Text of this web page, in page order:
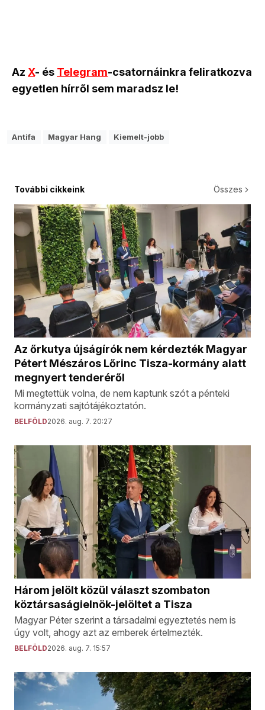
Az X- és Telegram-csatornáinkra feliratkozva
egyetlen hírről sem maradsz le!
Antifa Magyar Hang Kiemelt-jobb
További cikkeink Összes
Az őrkutya újságírók nem kérdezték Magyar
Pétert Mészáros Lőrinc Tisza-kormány alatt
megnyert tenderéről
Mi megtettük volna, de nem kaptunk szót a pénteki
kormányzati sajtótájékoztatón.
BELFÖLD2026. aug. 7. 20:27
Három jelölt közül választ szombaton
köztársaságielnök-jelöltet a Tisza
Magyar Péter szerint a társadalmi egyeztetés nem is
úgy volt, ahogy azt az emberek értelmezték.
BELFÖLD2026. aug. 7. 15:57